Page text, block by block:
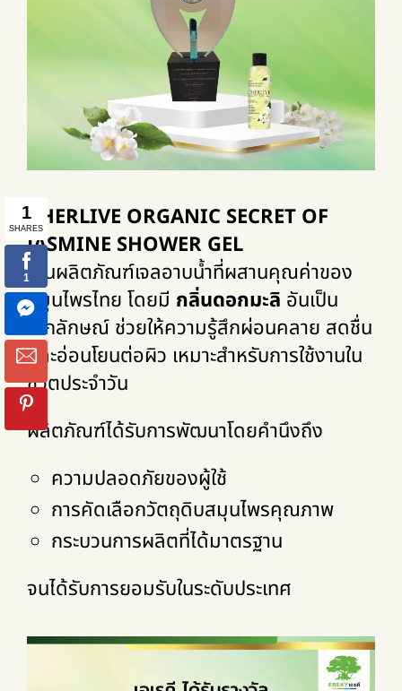
CHERLIVE ORGANIC SECRET OF
JASMINE SHOWER GEL
เป็นผลิตภัณฑ์เจลอาบน้ำที่ผสานคุณค่าของ
สมุนไพรไทย โดยมี กลิ่นดอกมะลิ อันเป็น
เอกลักษณ์ ช่วยให้ความรู้สึกผ่อนคลาย สดชื่น
และอ่อนโยนต่อผิว เหมาะสำหรับการใช้งานใน
ชีวิตประจำวัน
ผลิตภัณฑ์ได้รับการพัฒนาโดยคำนึงถึง
ความปลอดภัยของผู้ใช้
การคัดเลือกวัตถุดิบสมุนไพรคุณภาพ
กระบวนการผลิตที่ได้มาตรฐาน
จนได้รับการยอมรับในระดับประเทศ